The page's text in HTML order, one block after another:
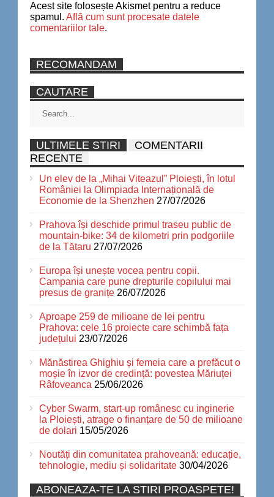
Acest site folosește Akismet pentru a reduce
spamul. Află cum sunt procesate datele
comentariilor tale.
RECOMANDAM
CAUTARE
ULTIMELE STIRI
COMENTARII
RECENTE
Un elev de la „Mihai Viteazul” Ploiești, în lotul
României la Olimpiada Internațională de
Economie de la Shenzhen 27/07/2026
Prahova își deschide primul traseu public de
mountain-bike: 34 de kilometri prin podgoriile
de la Tătaru 27/07/2026
Europa își unește vocea pentru copii.
Campania care pune drepturile copilului mai
presus de granițe 26/07/2026
Aproape 259 de milioane de lei pentru
Prahova: cele 16 proiecte care schimbă fața
județului 23/07/2026
Mănăstirea Ghighiu și femeia care a prefăcut o
moșie în izvor de credință: povestea Măriuței
Râfoveanca 25/06/2026
Cyber Swarm, start-up românesc cu inginerie
la Ploiești, atrage o finanțare de 50 de milioane
de dolari 15/05/2026
Noutăți din comunitatea prahoveană: educație,
tehnologie, mediu și solidaritate 30/04/2026
ABONEAZA-TE LA STIRI PROASPETE!